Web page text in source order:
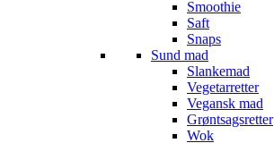
Smoothie
Saft
Snaps
Sund mad
Slankemad
Vegetarretter
Vegansk mad
Grøntsagsretter
Wok